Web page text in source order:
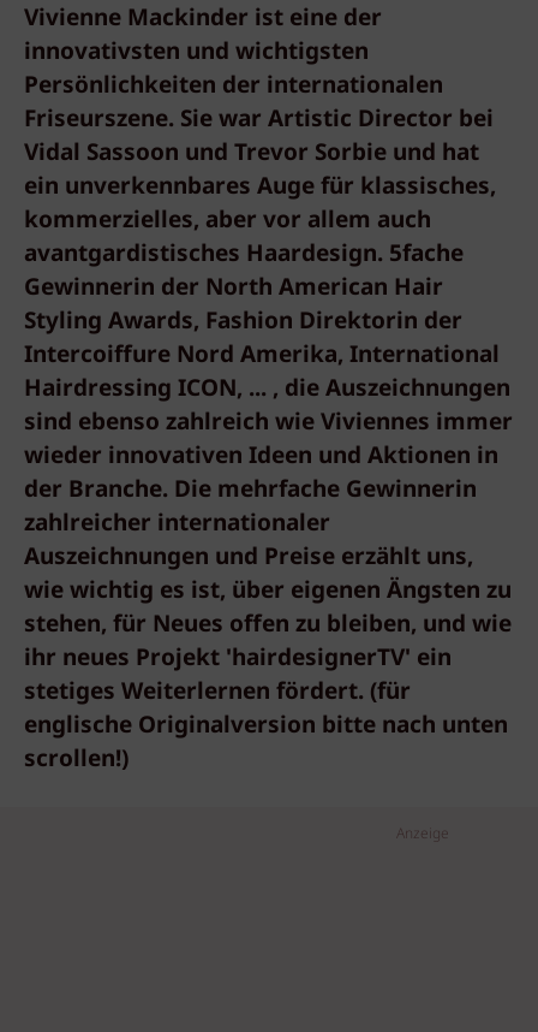
Vivienne Mackinder ist eine der
innovativsten und wichtigsten
Persönlichkeiten der internationalen
Friseurszene. Sie war Artistic Director bei
Vidal Sassoon und Trevor Sorbie und hat
ein unverkennbares Auge für klassisches,
kommerzielles, aber vor allem auch
avantgardistisches Haardesign. 5fache
Gewinnerin der North American Hair
Styling Awards, Fashion Direktorin der
Intercoiffure Nord Amerika, International
Hairdressing ICON, ... , die Auszeichnungen
sind ebenso zahlreich wie Viviennes immer
wieder innovativen Ideen und Aktionen in
der Branche. Die mehrfache Gewinnerin
zahlreicher internationaler
Auszeichnungen und Preise erzählt uns,
wie wichtig es ist, über eigenen Ängsten zu
stehen, für Neues offen zu bleiben, und wie
ihr neues Projekt 'hairdesignerTV' ein
stetiges Weiterlernen fördert. (für
englische Originalversion bitte nach unten
scrollen!)
Anzeige